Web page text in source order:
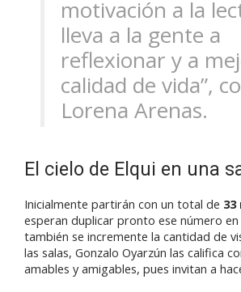
motivación a la
lleva a la gente a
reflexionar y a
calidad de vida”,
Lorena Arenas.
El cielo de Elqui en una
Inicialmente partirán con un total de
esperan duplicar pronto ese número
también se incremente la cantidad de
las salas, Gonzalo Oyarzún las califica
amables y amigables, pues invitan a